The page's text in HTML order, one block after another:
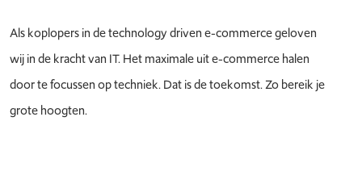
Als koplopers in de technology driven e-commerce geloven
wij in de kracht van IT. Het maximale uit e-commerce halen
door te focussen op techniek. Dat is de toekomst. Zo bereik je
grote hoogten.